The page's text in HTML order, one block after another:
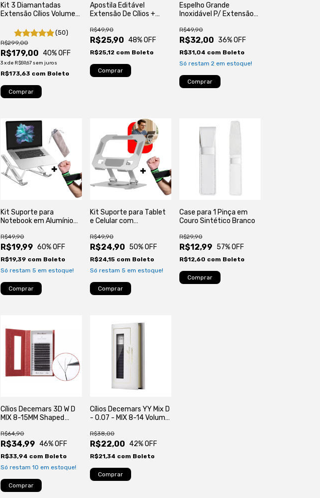
Kit 3 Diamantadas
Extensão Cílios Volume
Fios Tecnológicos(50)
R$179,00
R$299,00
40% OFF
3xde R$59,67 sem juros
R$173,63 com Boleto
Apostila Editável
Extensão De Cílios +
R$25,90
R$49,90
48% OFF
R$25,12 com Boleto
Espelho Grande
Inoxidável P/ Extensão
R$32,00
R$49,90
36% OFF
R$31,04 com Boleto
Só restam2 em estoque!
Kit Suporte para
Notebook em Alumínio
R$19,99
R$49,90
60% OFF
R$19,39 com Boleto
Só restam 5 em estoque!
Kit Suporte para Tablet
e Celular com
R$24,90
R$49,90
50% OFF
R$24,15 com Boleto
Só restam 5 em estoque!
Case para 1 Pinça em
Couro Sintético Branco
R$12,99
R$29,90
57% OFF
R$12,60 com Boleto
Cílios Decemars 3D W D
MIX 8-15MM Shaped
R$34,99
R$64,90
46% OFF
R$33,94 com Boleto
Só restam10 em estoque!
Cílios Decemars YY Mix D
- 0.07 - MIX 8-14 Volume
R$22,00
R$38,00
42% OFF
R$21,34 com Boleto
Comprar